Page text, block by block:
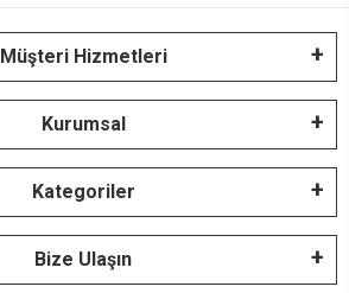
Müşteri Hizmetleri
Kurumsal
Kategoriler
Bize Ulaşın